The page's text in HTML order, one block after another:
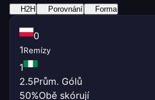
H2H Porovnání Forma
0
1Remízy
1
2.5Prům. Gólů
50%Obě skórují